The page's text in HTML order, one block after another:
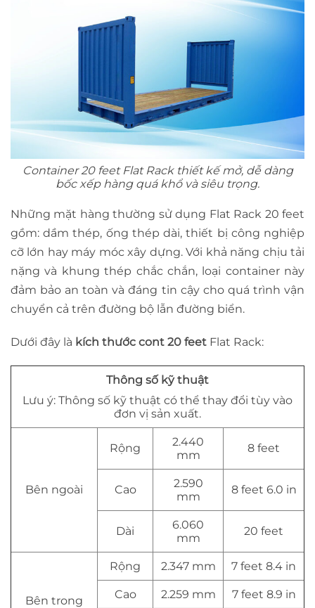
Container 20 feet Flat Rack thiết kế mở, dễ dàng
bốc xếp hàng quá khổ và siêu trọng.
Những mặt hàng thường sử dụng Flat Rack 20 feet
gồm: dầm thép, ống thép dài, thiết bị công nghiệp
cỡ lớn hay máy móc xây dựng. Với khả năng chịu tải
nặng và khung thép chắc chắn, loại container này
đảm bảo an toàn và đáng tin cậy cho quá trình vận
chuyển cả trên đường bộ lẫn đường biển.
Dưới đây là kích thước cont 20 feet Flat Rack:
Thông số kỹ thuật
Lưu ý: Thông số kỹ thuật có thể thay đổi tùy vào
đơn vị sản xuất.
Bên ngoài
Rộng
2.440
mm
8 feet
Cao
2.590
mm
8 feet 6.0 in
Dài
6.060
mm
20 feet
Bên trong
Rộng 2.347 mm 7 feet 8.4 in
Cao 2.259 mm 7 feet 8.9 in